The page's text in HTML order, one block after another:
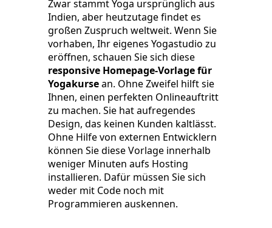
Zwar stammt Yoga ursprünglich aus
Indien, aber heutzutage findet es
großen Zuspruch weltweit. Wenn Sie
vorhaben, Ihr eigenes Yogastudio zu
eröffnen, schauen Sie sich diese
responsive Homepage-Vorlage für
Yogakursean. Ohne Zweifel hilft sie
Ihnen, einen perfekten Onlineauftritt
zu machen. Sie hat aufregendes
Design, das keinen Kunden kaltlässt.
Ohne Hilfe von externen Entwicklern
können Sie diese Vorlage innerhalb
weniger Minuten aufs Hosting
installieren. Dafür müssen Sie sich
weder mit Code noch mit
Programmieren auskennen.